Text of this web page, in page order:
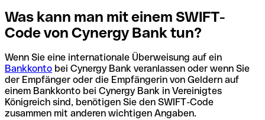
Was kann man mit einem SWIFT-
Code von Cynergy Bank tun?
Wenn Sie eine internationale Überweisung auf ein
Bankkonto bei Cynergy Bank veranlassen oder wenn Sie
der Empfänger oder die Empfängerin von Geldern auf
einem Bankkonto bei Cynergy Bank in Vereinigtes
Königreich sind, benötigen Sie den SWIFT-Code
zusammen mit anderen wichtigen Angaben.